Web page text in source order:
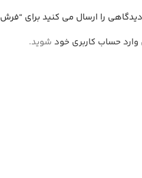
را ارسال می کنید برای “فرش وینتیج طرح
وارد حساب کاربری خود شوید.